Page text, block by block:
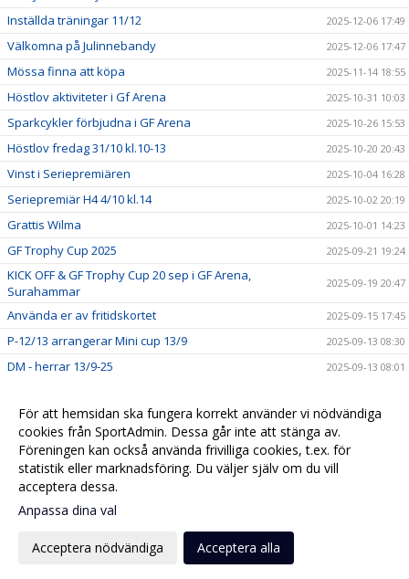
Inställda träningar 11/12 2025-12-06 17:49
Välkomna på Julinnebandy 2025-12-06 17:47
Mössa finna att köpa 2025-11-14 18:55
Höstlov aktiviteter i Gf Arena 2025-10-31 10:03
Sparkcykler förbjudna i GF Arena 2025-10-26 15:53
Höstlov fredag 31/10 kl.10-13 2025-10-20 20:43
Vinst i Seriepremiären 2025-10-04 16:28
Seriepremiär H4 4/10 kl.14 2025-10-02 20:19
Grattis Wilma 2025-10-01 14:23
GF Trophy Cup 2025 2025-09-21 19:24
KICK OFF & GF Trophy Cup 20 sep i GF Arena,
Surahammar
2025-09-19 20:47
Använda er av fritidskortet 2025-09-15 17:45
P-12/13 arrangerar Mini cup 13/9 2025-09-13 08:30
DM - herrar 13/9-25 2025-09-13 08:01
GF Trophy 20-21 sep 2025 GF Arena 2025-08-30 00:25
Spännande saker händer under september månad I GF
Arena
2025-08-23 12:28
inställningar
Webbversion
För att hemsidan ska fungera korrekt använder vi nödvändiga
cookies från SportAdmin. Dessa går inte att stänga av.
Föreningen kan också använda frivilliga cookies, t.ex. för
statistik eller marknadsföring. Du väljer själv om du vill
acceptera dessa.
Anpassa dina val
Acceptera nödvändiga Acceptera alla